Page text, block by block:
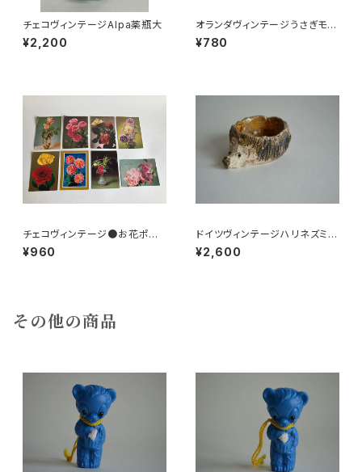
チェコヴィンテージAlpa薬瓶大
¥2,200
オランダヴィンテージうさぎモチ
ーフプラパーツ30個セットNo19
9
¥780
チェコヴィンテージ●お花ポスト
カード8枚組
¥960
ドイツヴィンテージハリネズミの
小皿a
¥2,600
その他の商品